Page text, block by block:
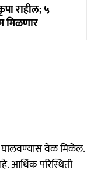
राहील; ५
मिळणार
वेळ मिळेल.
आर्थिक परिस्थिती